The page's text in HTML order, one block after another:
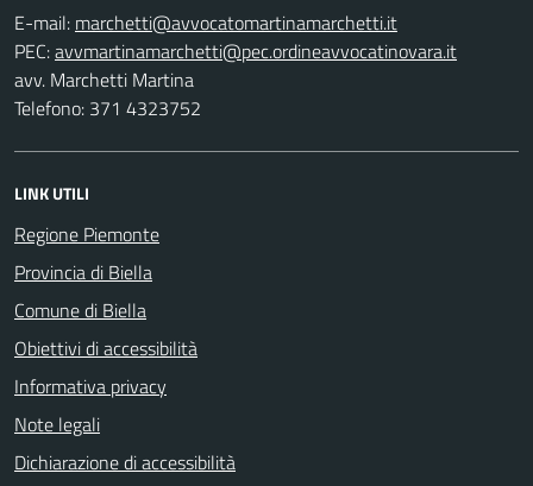
E-mail:
PEC:
avv. Marchetti Martina
Telefono: 371 4323752
LINK UTILI
Regione Piemonte
Provincia di Biella
Comune di Biella
Obiettivi di accessibilità
Informativa privacy
Note legali
Dichiarazione di accessibilità